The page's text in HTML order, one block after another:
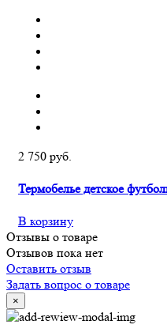
2 750 руб.
Термобелье детское
В корзину
Отзывы о товаре
Отзывов пока нет
Оставить отзыв
Задать вопрос о товаре
×